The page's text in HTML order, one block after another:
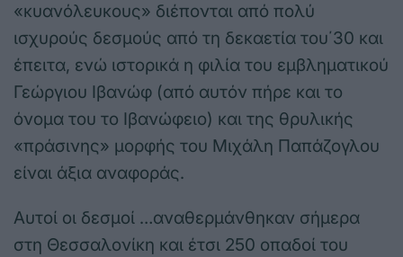
«κυανόλευκους» διέπονται από πολύ
ισχυρούς δεσμούς από τη δεκαετία του΄30 και
έπειτα, ενώ ιστορικά η φιλία του εμβληματικού
Γεώργιου Ιβανώφ (από αυτόν πήρε και το
όνομα του το Ιβανώφειο) και της θρυλικής
«πράσινης» μορφής του Μιχάλη Παπάζογλου
είναι άξια αναφοράς.
Αυτοί οι δεσμοί …αναθερμάνθηκαν σήμερα
στη Θεσσαλονίκη και έτσι 250 οπαδοί του